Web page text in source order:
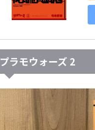
プラモウォーズ 2